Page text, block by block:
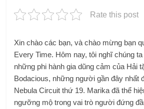
Rate this post
Xin chào các bạn, và chào mừng bạn
Every Time. Hôm nay, tôi nghĩ chúng
những phi hành gia dũng cảm của Hải
Bodacious, những người gần đây nhất
Nebula Circuit thứ 19. Marika đã thể
ngưỡng mộ trong vai trò người đứng